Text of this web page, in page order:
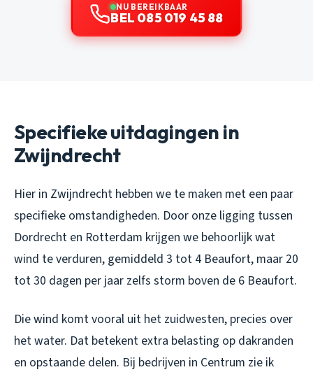
NU BEREIKBAAR
BEL 085 019 45 88
Specifieke uitdagingen in
Zwijndrecht
Hier in Zwijndrecht hebben we te maken met een paar
specifieke omstandigheden. Door onze ligging tussen
Dordrecht en Rotterdam krijgen we behoorlijk wat
wind te verduren, gemiddeld 3 tot 4 Beaufort, maar 20
tot 30 dagen per jaar zelfs storm boven de 6 Beaufort.
Die wind komt vooral uit het zuidwesten, precies over
het water. Dat betekent extra belasting op dakranden
en opstaande delen. Bij bedrijven in Centrum zie ik